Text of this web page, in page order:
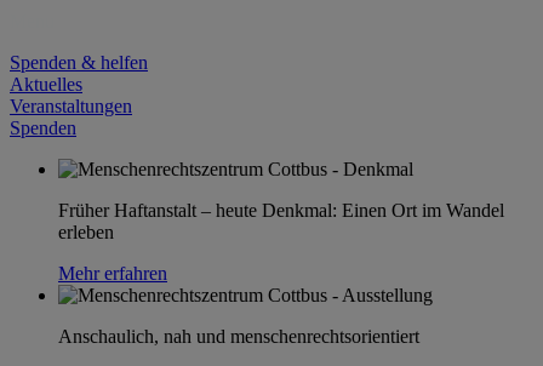
Spenden & helfen
Aktuelles
Veranstaltungen
Spenden
Früher Haftanstalt – heute Denkmal: Einen Ort im Wandel
erleben
Mehr erfahren
Anschaulich, nah und menschenrechtsorientiert